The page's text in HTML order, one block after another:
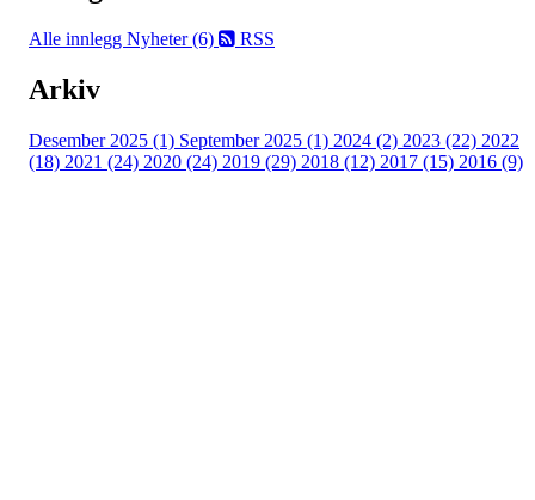
Alle innlegg Nyheter (6) RSS
Arkiv
Desember 2025 (1) September 2025 (1) 2024 (2) 2023 (22) 2022
(18) 2021 (24) 2020 (24) 2019 (29) 2018 (12) 2017 (15) 2016 (9)